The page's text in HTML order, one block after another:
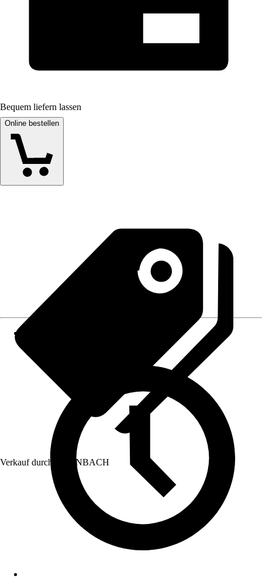
Bequem liefern lassen
Online bestellen
Verkauf durch: HORNBACH